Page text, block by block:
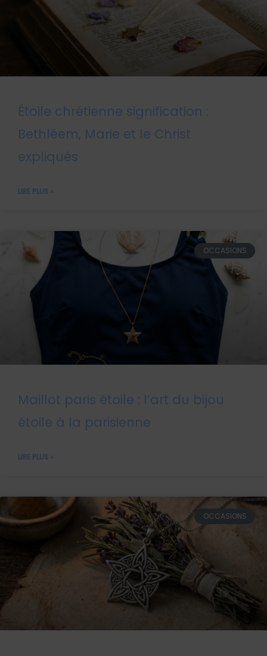
Étoile chrétienne signification :
Bethléem, Marie et le Christ
expliqués
LIRE PLUS »
OCCASIONS
Maillot paris étoile : l’art du bijou
étoile à la parisienne
LIRE PLUS »
OCCASIONS